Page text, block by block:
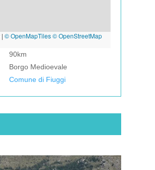
| © OpenMapTiles© OpenStreetMap
90km
Borgo Medioevale
Comune di Fiuggi